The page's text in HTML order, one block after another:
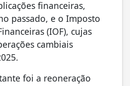
financeiras,
passado, e o Imposto
(IOF), cujas
cambiais
foi a reoneração